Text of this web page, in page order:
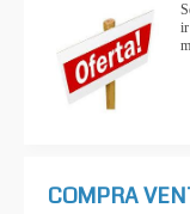
COMPRA